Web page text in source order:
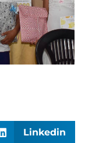
Linkedin